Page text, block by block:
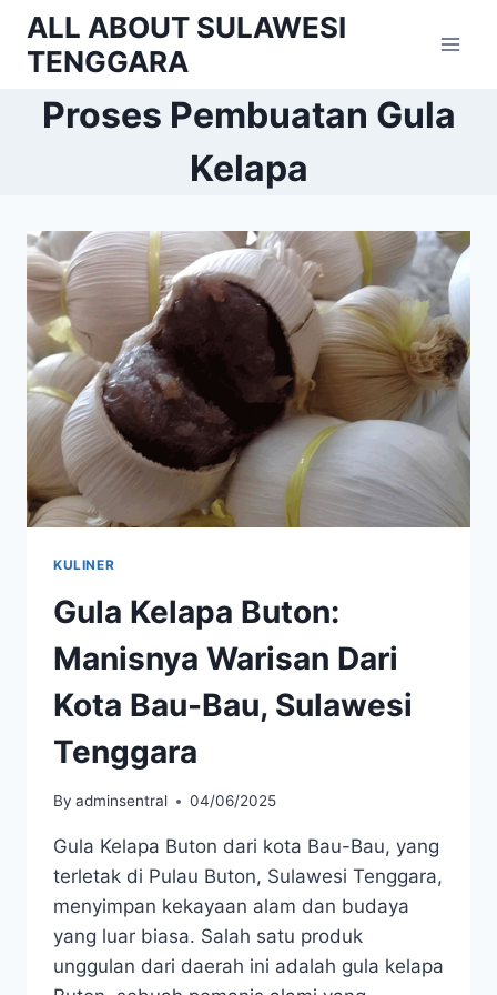
Skip
content
ALL ABOUT SULAWESI
TENGGARA
Proses Pembuatan Gula
Kelapa
KULINER
Gula Kelapa Buton:
Manisnya Warisan Dari
Kota Bau-Bau, Sulawesi
Tenggara
By adminsentral 04/06/2025
Gula Kelapa Buton dari kota Bau-Bau, yang
terletak di Pulau Buton, Sulawesi Tenggara,
menyimpan kekayaan alam dan budaya
yang luar biasa. Salah satu produk
unggulan dari daerah ini adalah gula kelapa